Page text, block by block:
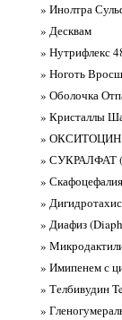
» Инолтра
» Десквам
» Нутрифлекс
» Ноготь
» Оболочка
» Кристаллы
» ОКСИТОЦИН
» СУКРАЛФАТ
»
»
» Диафиз
»
» Имипенем с
» Телбивудин
»